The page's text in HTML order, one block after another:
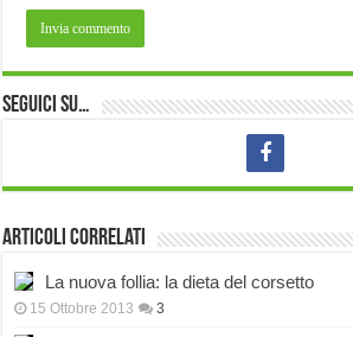
Seguici su…
Articoli correlati
La nuova follia: la dieta del corsetto
15 Ottobre 2013 3